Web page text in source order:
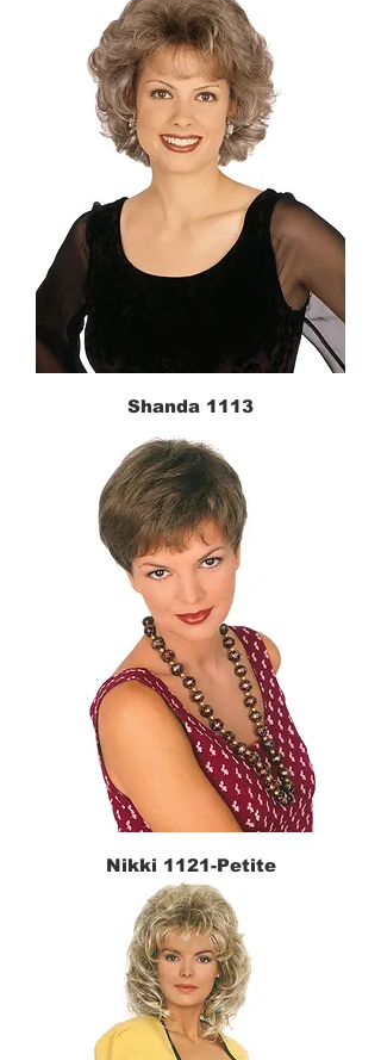
Shanda 1113
Nikki 1121-Petite